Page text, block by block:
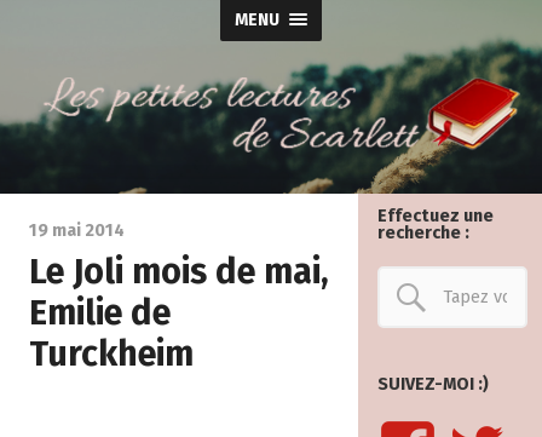
MENU
Effectuez une
recherche :
SUIVEZ-MOI :)
19 mai 2014
Le Joli mois de mai,
Emilie de
Turckheim